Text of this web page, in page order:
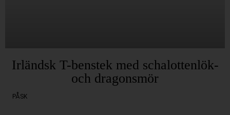
Irländsk T-benstek med schalottenlök-
och dragonsmör
PÅSK